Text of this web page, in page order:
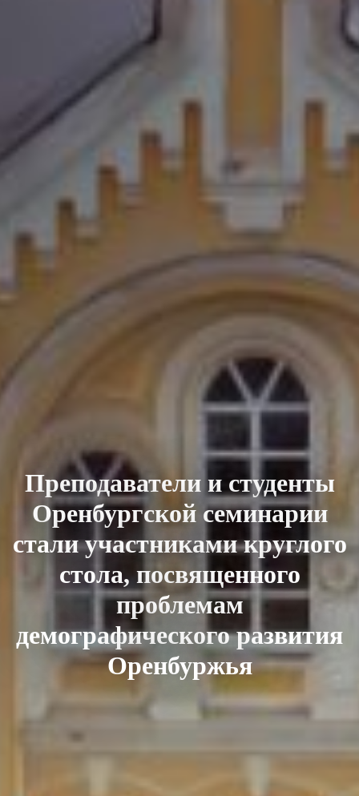
Преподаватели и студенты
Оренбургской семинарии
стали участниками круглого
стола, посвященного
проблемам
демографического развития
Оренбуржья